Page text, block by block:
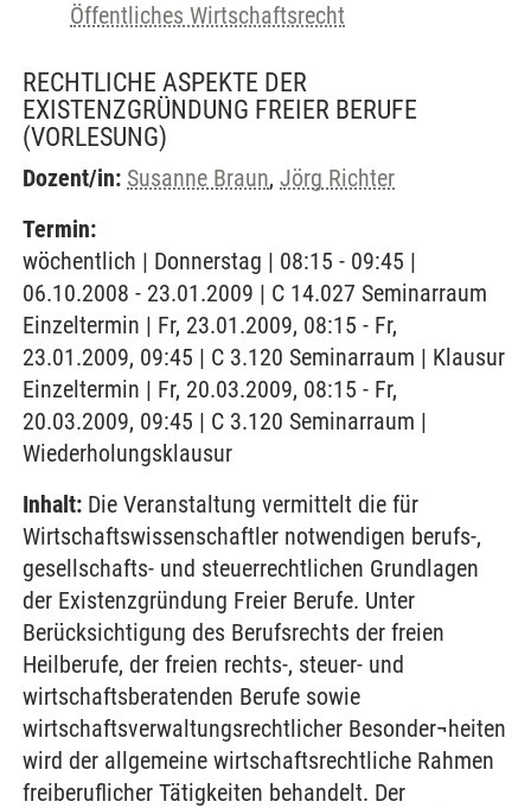
Öffentliches Wirtschaftsrecht
RECHTLICHE ASPEKTE DER
EXISTENZGRÜNDUNG FREIER BERUFE
(VORLESUNG)
Dozent/in: Susanne Braun, Jörg Richter
Termin:
wöchentlich | Donnerstag | 08:15 - 09:45 |
06.10.2008 - 23.01.2009 | C 14.027 Seminarraum
Einzeltermin | Fr, 23.01.2009, 08:15 - Fr,
23.01.2009, 09:45 | C 3.120 Seminarraum | Klausur
Einzeltermin | Fr, 20.03.2009, 08:15 - Fr,
20.03.2009, 09:45 | C 3.120 Seminarraum |
Wiederholungsklausur
Inhalt: Die Veranstaltung vermittelt die für
Wirtschaftswissenschaftler notwendigen berufs-,
gesellschafts- und steuerrechtlichen Grundlagen
der Existenzgründung Freier Berufe. Unter
Berücksichtigung des Berufsrechts der freien
Heilberufe, der freien rechts-, steuer- und
wirtschaftsberatenden Berufe sowie
wirtschaftsverwaltungsrechtlicher Besonder¬heiten
wird der allgemeine wirtschaftsrechtliche Rahmen
freiberuflicher Tätigkeiten behandelt. Der